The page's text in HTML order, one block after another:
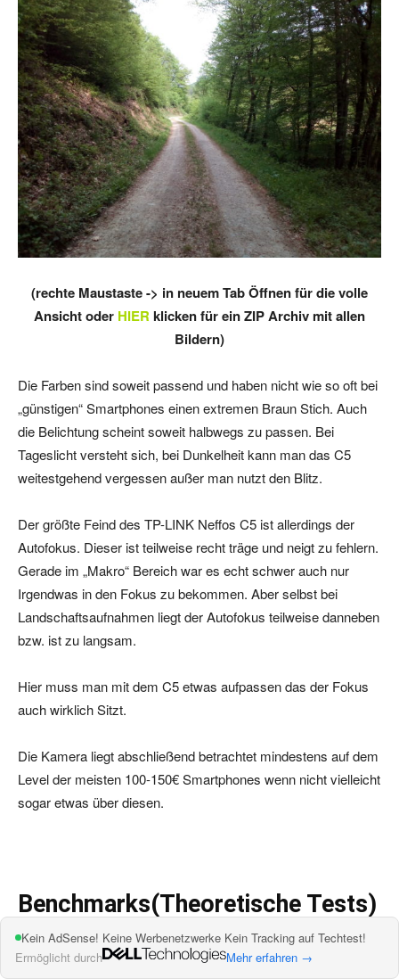
(rechte Maustaste -> in neuem Tab Öffnen für die volle
Ansicht oder HIER klicken für ein ZIP Archiv mit allen
Bildern)
Die Farben sind soweit passend und haben nicht wie so oft bei
„günstigen“ Smartphones einen extremen Braun Stich. Auch
die Belichtung scheint soweit halbwegs zu passen. Bei
Tageslicht versteht sich, bei Dunkelheit kann man das C5
weitestgehend vergessen außer man nutzt den Blitz.
Der größte Feind des TP-LINK Neffos C5 ist allerdings der
Autofokus. Dieser ist teilweise recht träge und neigt zu fehlern.
Gerade im „Makro“ Bereich war es echt schwer auch nur
Irgendwas in den Fokus zu bekommen. Aber selbst bei
Landschaftsaufnahmen liegt der Autofokus teilweise danneben
bzw. ist zu langsam.
Hier muss man mit dem C5 etwas aufpassen das der Fokus
auch wirklich Sitzt.
Die Kamera liegt abschließend betrachtet mindestens auf dem
Level der meisten 100-150€ Smartphones wenn nicht vielleicht
sogar etwas über diesen.
Benchmarks(Theoretische Tests)
Im TP-LINK Neffos C5 werkelt der Mediatek MT6735 in
Kein AdSense! Keine Werbenetzwerke Kein Tracking auf Techtest!
Ermöglicht durch
Mehr erfahren →